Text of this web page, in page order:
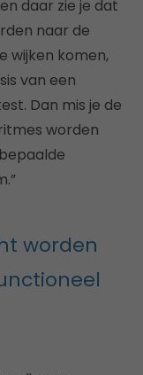
daar zie je dat
naar de
wijken komen,
van een
Dan mis je de
worden
worden